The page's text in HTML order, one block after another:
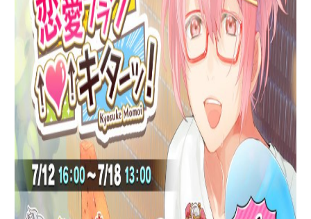
ギャラリー